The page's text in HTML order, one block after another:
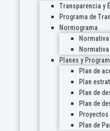
Transparencia y
Programa de
Normograma
Normativa
Planes y
Plan de
Plan
Plan de
Plan de
Plan de